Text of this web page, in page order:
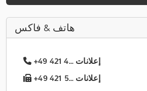
هاتف & فاكس
+49 421 4... إعلانات
+49 421 5... إعلانات